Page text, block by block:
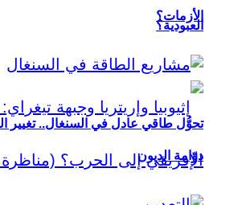
العبودية؟
الأزمات؟
تحوُّل طاقي عادل في السنغال.. تغيير
دوّامة الديون